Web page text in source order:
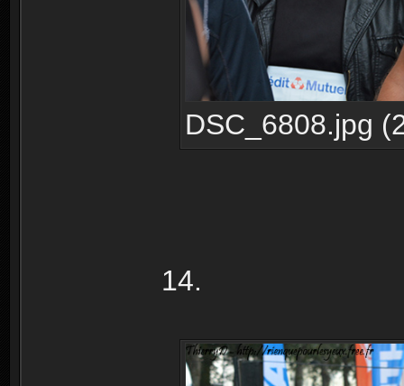
DSC_6808.jpg
14.